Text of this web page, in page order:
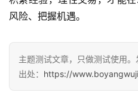
风险、把握机遇。
主题测试文章，只做测试使用
出处： https://